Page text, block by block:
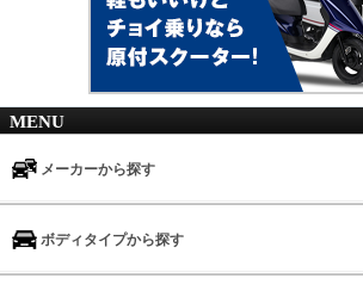
MENU
メーカーから探す
ボディタイプから探す